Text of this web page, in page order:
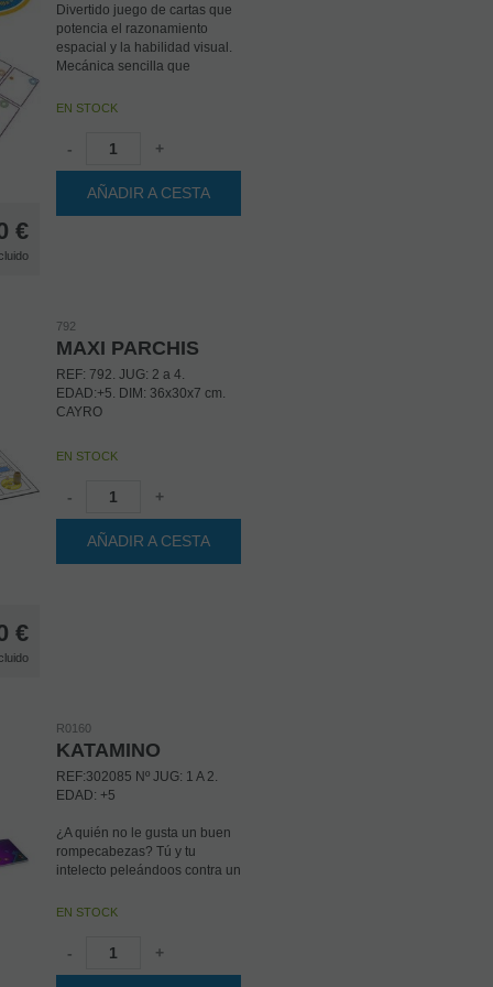
€
Divertido juego de cartas que
potencia el razonamiento
espacial y la habilidad visual.
Mecánica sencilla que
en hacer Swish o
dos o más cartas para que
cada punto esté dentro de un
Gana el jugador con más
cartas al final de la partida.
EN STOCK
- +
AÑADIR A CESTA
€
792
MAXI PARCHIS
REF: 792. JUG: 2 a 4.
EDAD:+5. DIM: 36x30x7 cm.
CAYRO
EN STOCK
- +
AÑADIR A CESTA
R0160
KATAMINO
REF:302085 Nº JUG: 1 A 2.
EDAD: +5
¿A quién no le gusta un buen
rompecabezas? Tú y tu
intelecto peleándoos contra un
que no quieren encajar. Hasta
satisfecho por el trabajo bien
hecho. Desafortunadamente,
EN STOCK
- +